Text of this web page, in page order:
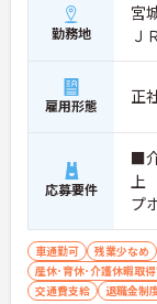
勤務地
宮
Ｊ
雇用形態 正
応募要件
■
上
プ
車通勤可 残業少なめ
産休･育休･介護休暇取
交通費支給
退職金制